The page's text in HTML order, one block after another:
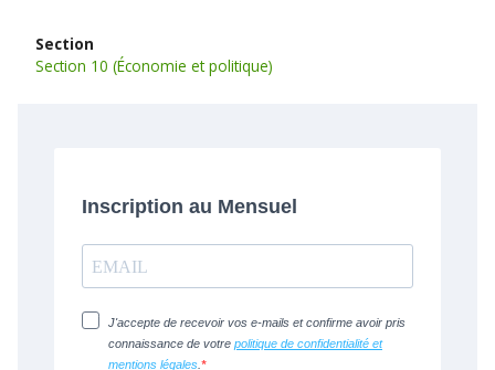
Section
Section 10 (Économie et politique)